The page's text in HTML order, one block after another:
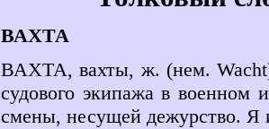
ВАХТА
ВАХТА, вахты, ж. (нем. Wacht)
судового экипажа в военном
смены, несущей дежурство. Я